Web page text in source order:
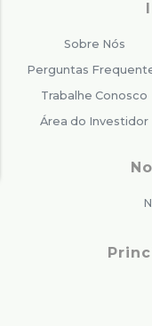
Sobre Nós
Perguntas
Trabalhe Conosco
Área do Investidor